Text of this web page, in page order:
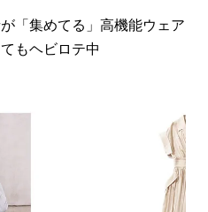
「集めてる」高機能ウェア
もヘビロテ中